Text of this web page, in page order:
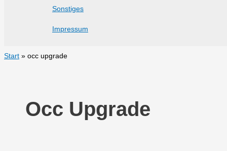
Sonstiges
Impressum
Start occ upgrade
Occ Upgrade